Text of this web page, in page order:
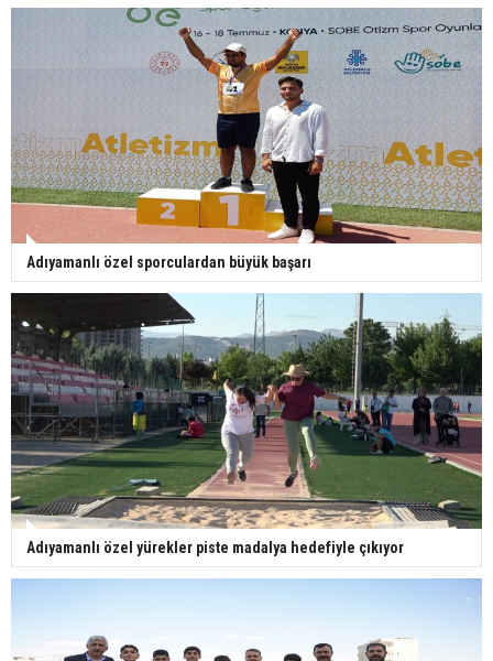
Adıyamanlı özel sporculardan büyük başarı
Adıyamanlı özel yürekler piste madalya hedefiyle çıkıyor